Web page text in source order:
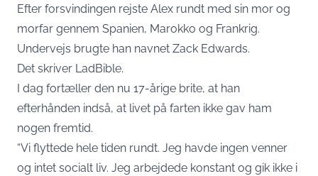
Efter forsvindingen rejste Alex rundt med sin mor og
morfar gennem Spanien, Marokko og Frankrig.
Undervejs brugte han navnet Zack Edwards.
Det skriver LadBible.
I dag fortæller den nu 17-årige brite, at han
efterhånden indså, at livet på farten ikke gav ham
nogen fremtid.
“Vi flyttede hele tiden rundt. Jeg havde ingen venner
og intet socialt liv. Jeg arbejdede konstant og gik ikke i